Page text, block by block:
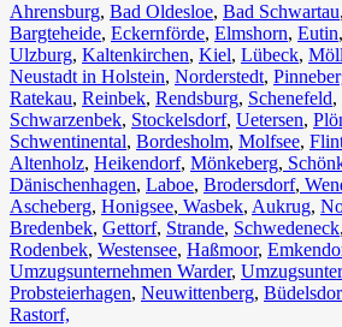
Ahrensburg, Bad Oldesloe, Bad Schwartau,
Bargteheide, Eckernförde, Elmshorn, Eutin,
Ulzburg, Kaltenkirchen, Kiel, Lübeck,
Neustadt in Holstein, Norderstedt,
Ratekau, Reinbek, Rendsburg, Schenefeld,
Schwarzenbek, Stockelsdorf, Uetersen,
Schwentinental, Bordesholm, Molfsee,
Altenholz, Heikendorf, Mönkeberg,
Dänischenhagen, Laboe, Brodersdorf,
Ascheberg, Honigsee, Wasbek, Aukrug,
Bredenbek, Gettorf, Strande, Schwedeneck,
Rodenbek, Westensee, Haßmoor,
Umzugsunternehmen Warder,
Probsteierhagen, Neuwittenberg,
Rastorf,